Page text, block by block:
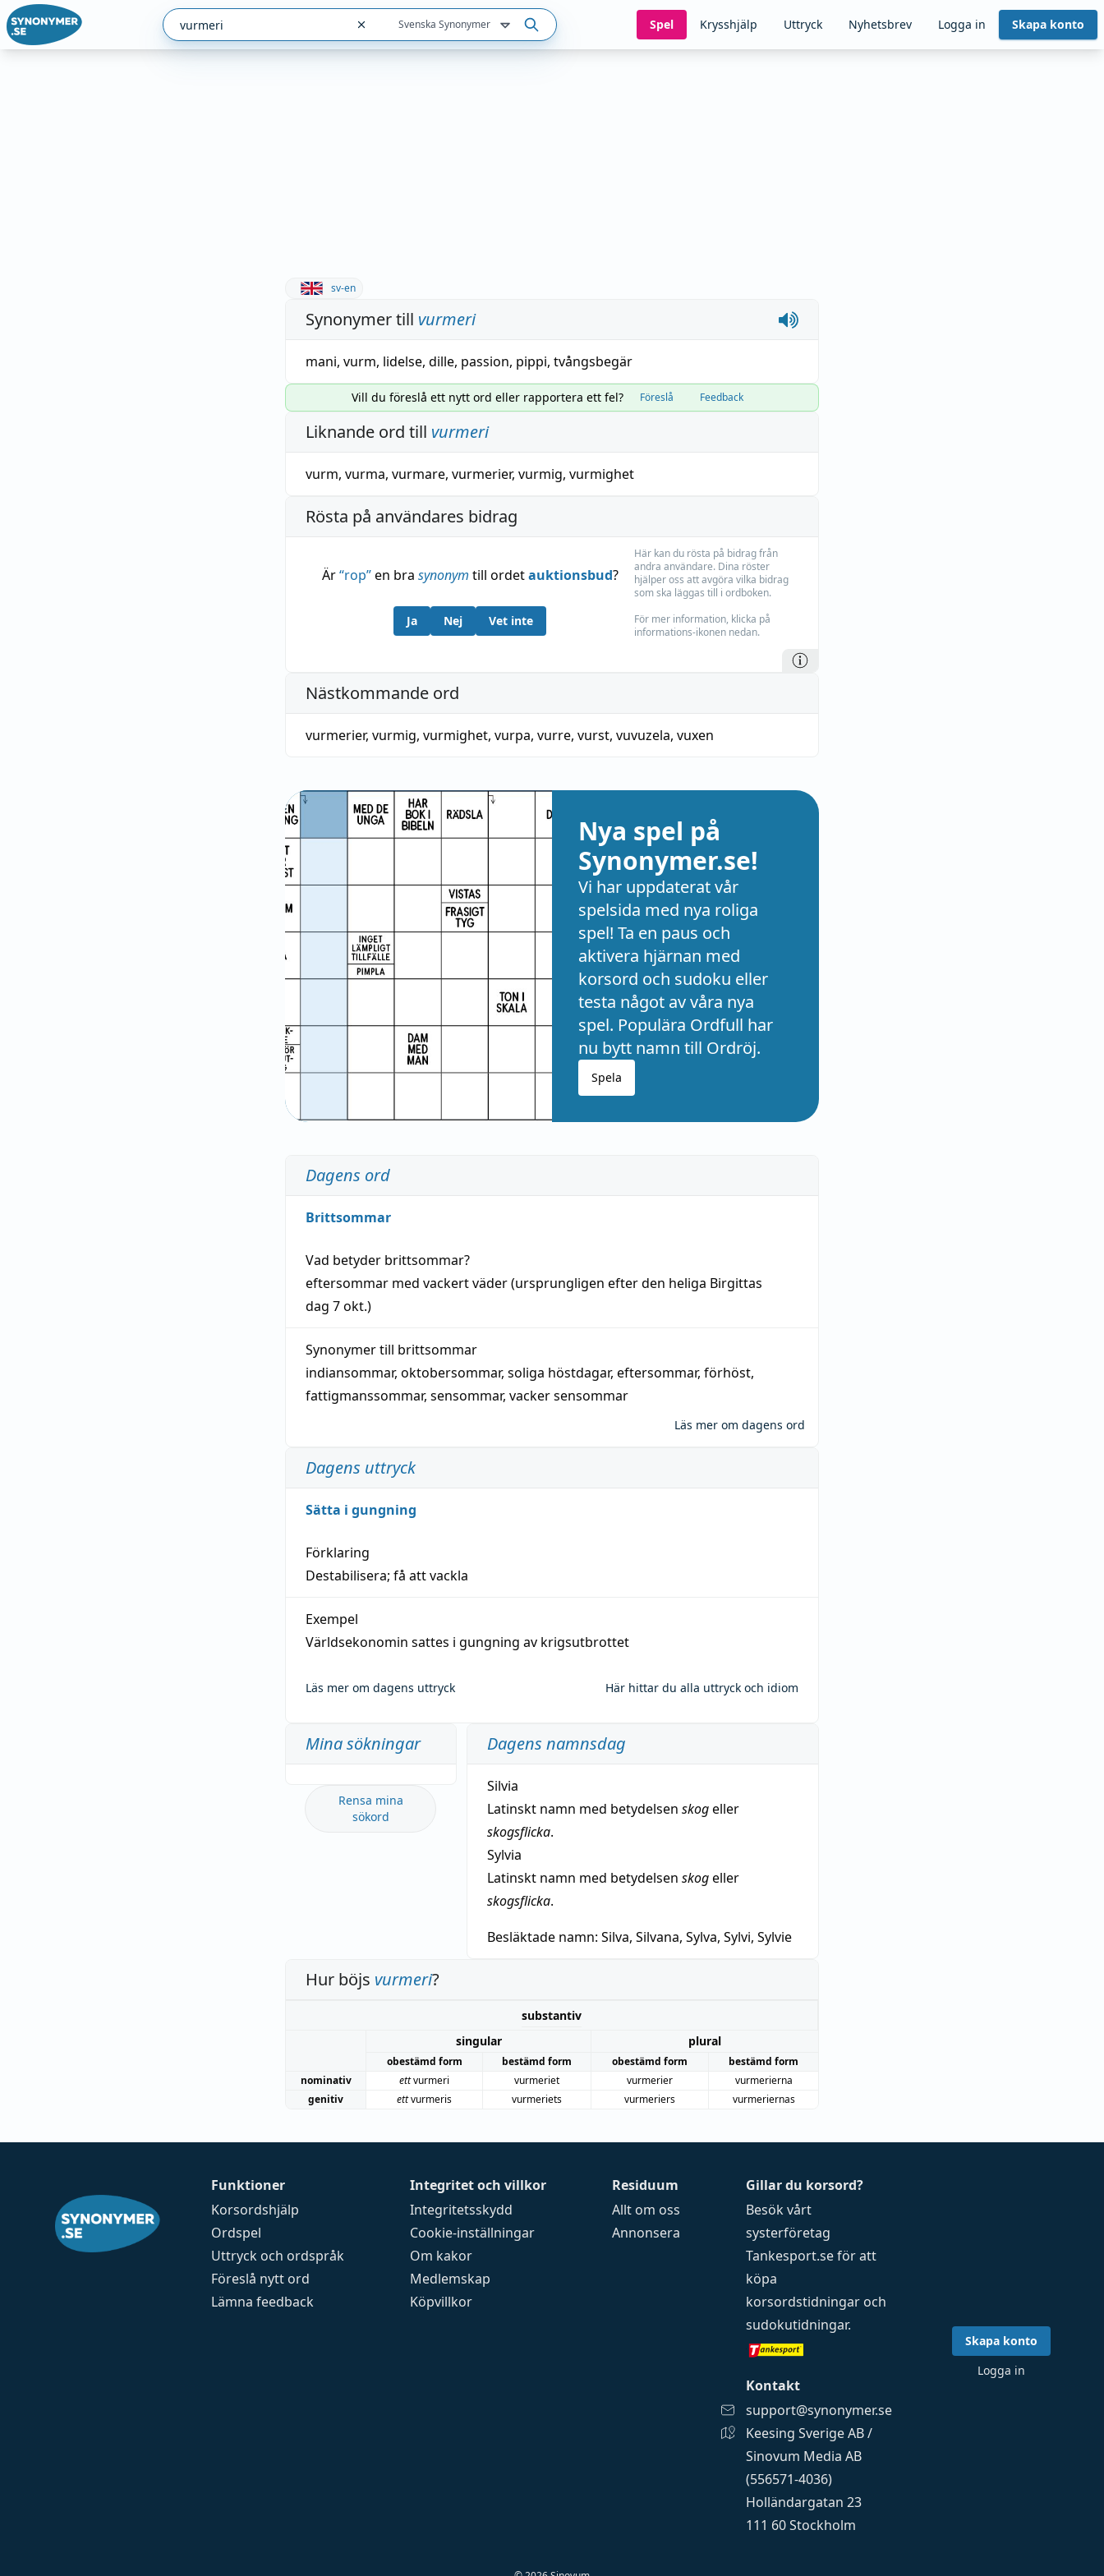
Svenska Synonymer Spel Krysshjälp Uttryck Nyhetsbrev Logga in Skapa konto
sv-en
Synonymer till vurmeri
mani, vurm, lidelse, dille, passion, pippi, tvångsbegär
Vill du föreslå ett nytt ord eller rapportera ett fel? Föreslå Feedback
Liknande ord till vurmeri
vurm, vurma, vurmare, vurmerier, vurmig, vurmighet
Rösta på användares bidrag
Är“rop”en bra synonym till ordetauktionsbud?
Ja Nej Vet inte
Här kan du rösta på bidrag från
andra användare. Dina röster
hjälper oss att avgöra vilka bidrag
som ska läggas till i ordboken.
För mer information, klicka på
informations-ikonen nedan.
Nästkommande ord
vurmerier, vurmig, vurmighet, vurpa, vurre, vurst, vuvuzela, vuxen
Nya spel på
Synonymer.se!
Vi har uppdaterat vår
spelsida med nya roliga
spel! Ta en paus och
aktivera hjärnan med
korsord och sudoku eller
testa något av våra nya
spel. Populära Ordfull har
nu bytt namn till Ordröj.
Spela
Dagens ord
Brittsommar
Vad betyder brittsommar?
eftersommar med vackertväder(ursprungligen efter den heliga Birgittas
dag 7 okt.)
Synonymer till brittsommar
indiansommar, oktobersommar, soliga höstdagar, eftersommar, förhöst,
fattigmanssommar, sensommar, vacker sensommar
Läs mer om dagens ord
Dagens uttryck
Sätta i gungning
Förklaring
Destabilisera; få att vackla
Exempel
Världsekonomin sattes i gungning av krigsutbrottet
Läs mer om dagens uttryck Här hittar du alla uttryck och idiom
Mina sökningar
Rensa mina
sökord
Dagens namnsdag
Silvia
Latinskt namn med betydelsen skogeller
skogsflicka.
Sylvia
Latinskt namn med betydelsen skogeller
skogsflicka.
Besläktade namn: Silva, Silvana, Sylva, Sylvi, Sylvie
Hur böjs vurmeri?
substantiv
singular
plural
obestämd form bestämd form obestämd form
bestämd form
nominativ
ettvurmeri vurmeriet vurmerier
vurmerierna
genitiv
ettvurmeris vurmeriets vurmeriers vurmeriernas
Funktioner
Korsordshjälp
Ordspel
Uttryck och ordspråk
Föreslå nytt ord
Lämna feedback
Integritet och villkor
Integritetsskydd
Cookie-inställningar
Om kakor
Medlemskap
Köpvillkor
Residuum
Allt om oss
Annonsera
Gillar du korsord?
Besök vårt
systerföretag
Tankesport.seför att
köpa
korsordstidningar och
sudokutidningar.
Kontakt
support@synonymer.se
Keesing Sverige AB /
Sinovum Media AB
(556571-4036)
Holländargatan 23
111 60 Stockholm
Skapa konto
Logga in